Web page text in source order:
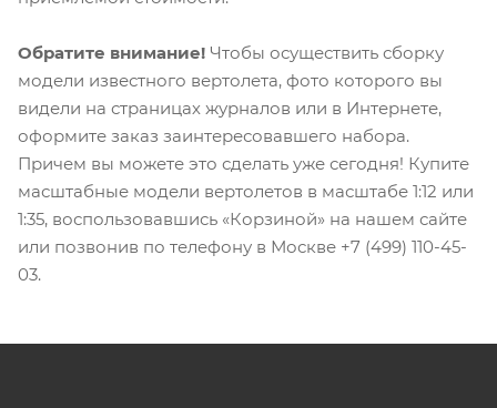
Обратите внимание! Чтобы осуществить сборку
модели известного вертолета, фото которого вы
видели на страницах журналов или в Интернете,
оформите заказ заинтересовавшего набора.
Причем вы можете это сделать уже сегодня! Купите
масштабные модели вертолетов в масштабе 1:12 или
1:35, воспользовавшись «Корзиной» на нашем сайте
или позвонив по телефону в Москве +7 (499) 110-45-
03.